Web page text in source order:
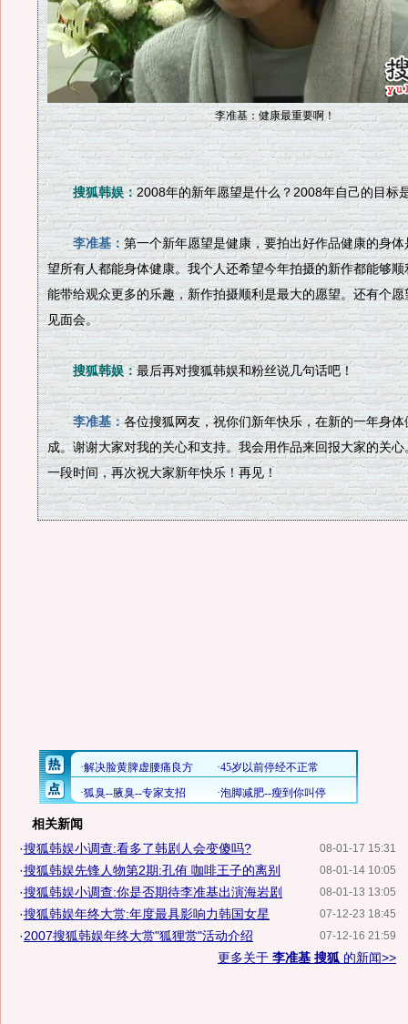
李准基：健康最重要啊！
搜狐韩娱：2008年的新年愿望是什么？2008年自己的目标
李准基：第一个新年愿望是健康，要拍出好作品健康的身
望所有人都能身体健康。我个人还希望今年拍摄的新作都能够
能带给观众更多的乐趣，新作拍摄顺利是最大的愿望。还有个
见面会。
搜狐韩娱：最后再对搜狐韩娱和粉丝说几句话吧！
李准基：各位搜狐网友，祝你们新年快乐，在新的一年身
成。谢谢大家对我的关心和支持。我会用作品来回报大家的关
一段时间，再次祝大家新年快乐！再见！
相关新闻
08-01-17 15:31
·搜狐韩娱小调查:看多了韩剧人会变傻吗?
08-01-14 10:05
·搜狐韩娱先锋人物第2期:孔侑 咖啡王子的离别
08-01-13 13:05
·搜狐韩娱小调查:你是否期待李准基出演海岩剧
07-12-23 18:45
·搜狐韩娱年终大赏:年度最具影响力韩国女星
07-12-16 21:59
·2007搜狐韩娱年终大赏"狐狸赏"活动介绍
更多关于 李准基 搜狐 的新闻>>